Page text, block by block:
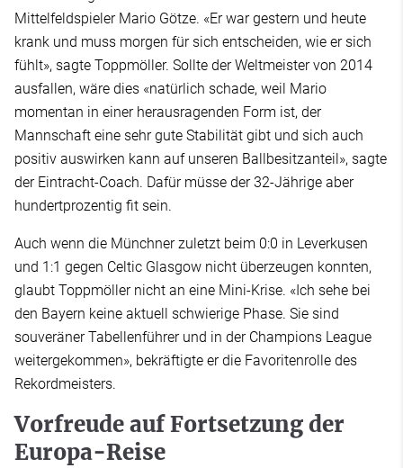
Mittelfeldspieler Mario Götze. «Er war gestern und heute
krank und muss morgen für sich entscheiden, wie er sich
fühlt», sagte Toppmöller. Sollte der Weltmeister von 2014
ausfallen, wäre dies «natürlich schade, weil Mario
momentan in einer herausragenden Form ist, der
Mannschaft eine sehr gute Stabilität gibt und sich auch
positiv auswirken kann auf unseren Ballbesitzanteil», sagte
der Eintracht-Coach. Dafür müsse der 32-Jährige aber
hundertprozentig fit sein.
Auch wenn die Münchner zuletzt beim 0:0 in Leverkusen
und 1:1 gegen Celtic Glasgow nicht überzeugen konnten,
glaubt Toppmöller nicht an eine Mini-Krise. «Ich sehe bei
den Bayern keine aktuell schwierige Phase. Sie sind
souveräner Tabellenführer und in der Champions League
weitergekommen», bekräftigte er die Favoritenrolle des
Rekordmeisters.
Vorfreude auf Fortsetzung der
Europa-Reise